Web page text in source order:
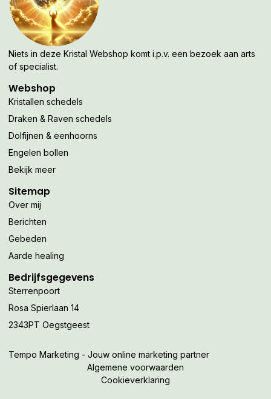
Niets in deze Kristal Webshop komt i.p.v. een bezoek aan arts
of specialist.
Webshop
Kristallen schedels
Draken & Raven schedels
Dolfijnen & eenhoorns
Engelen bollen
Bekijk meer
Sitemap
Over mij
Berichten
Gebeden
Aarde healing
Bedrijfsgegevens
Sterrenpoort
Rosa Spierlaan 14
2343PT Oegstgeest
Tempo Marketing - Jouw online marketing partner
Algemene voorwaarden
Cookieverklaring